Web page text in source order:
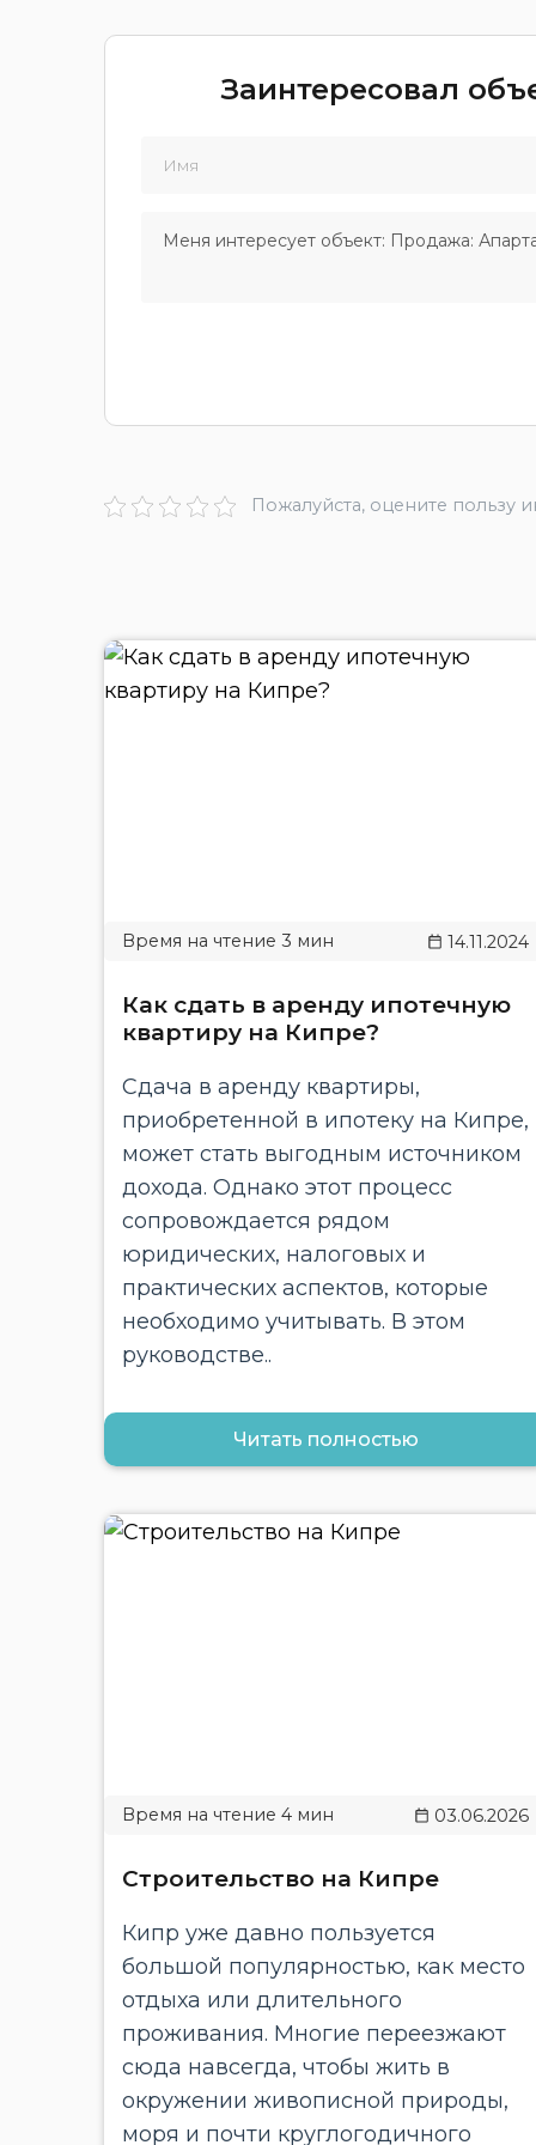
Заинтересовал
Пожалуйста, оцените пользу
14.11.2024
Как сдать в аренду ипотечную
квартиру на Кипре?
Сдача в аренду квартиры,
приобретенной в ипотеку на Кипре,
может стать выгодным источником
дохода. Однако этот процесс
сопровождается рядом
юридических, налоговых и
практических аспектов, которые
необходимо учитывать. В этом
руководстве..
Читать полностью
03.06.2026
Строительство на Кипре
Кипр уже давно пользуется
большой популярностью, как место
отдыха или длительного
проживания. Многие переезжают
сюда навсегда, чтобы жить в
окружении живописной природы,
моря и почти круглогодичного